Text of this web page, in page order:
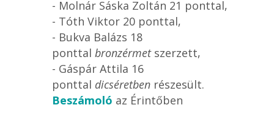
- Molnár Sáska Zoltán 21 ponttal,
- Tóth Viktor 20 ponttal,
- Bukva Balázs 18
ponttal bronzérmetszerzett,
- Gáspár Attila 16
ponttal dicséretbenrészesült.
Beszámoló az Érintőben